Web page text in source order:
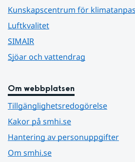
Kunskapscentrum för
Luftkvalitet
SIMAIR
Sjöar och vattendrag
Om webbplatsen
Tillgänglighetsredogörelse
Kakor på smhi.se
Hantering av personuppgifter
Om smhi.se